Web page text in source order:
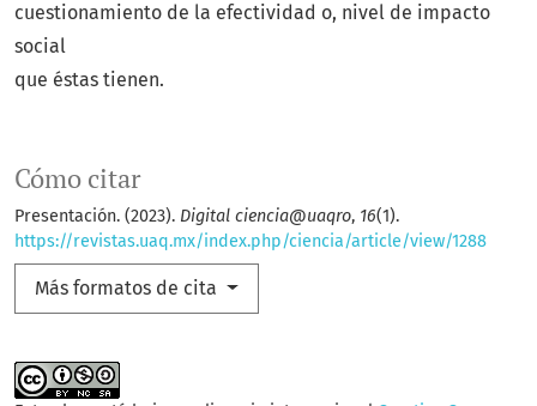
Cómo citar
Presentación. (2023). Digital ciencia@uaqro, 16(1).
https://revistas.uaq.mx/index.php/ciencia/article/view/1288
Más formatos de cita
cuestionamiento de la efectividad o, nivel de impacto
social
que éstas tienen.